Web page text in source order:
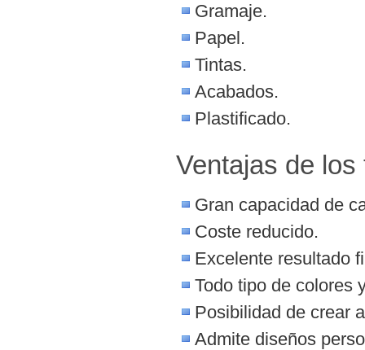
Gramaje.
Papel.
Tintas.
Acabados.
Plastificado.
Ventajas de
Gran capacidad de
Coste reducido.
Excelente resultado
Todo tipo de colores
Posibilidad de crear
Admite diseños